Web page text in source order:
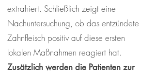
extrahiert. Schließlich zeigt eine
Nachuntersuchung, ob das entzündete
Zahnfleisch positiv auf diese ersten
lokalen Maßnahmen reagiert hat.
Zusätzlich werden die Patienten zur